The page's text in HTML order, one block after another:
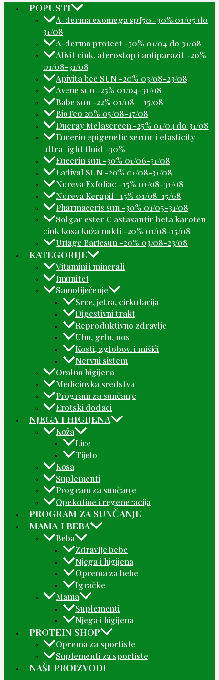
POPUSTI
A-derma exomega spf50 -30% 01/05 do
31/08
A-derma protect -50% 01/04 do 31/08
Alivit cink, aterostop i antiparazit -20%
01/08-31/08
Apivita bee SUN -20% 03/08-23/08
Avene sun -25% 01/04-31/08
Babe sun -22% 01/08 – 15/08
BioTeo 20% 05/08-17/08
Ducray Melascreen -25% 01/04 do 31/08
Eucerin epigenetic serum i elasticity
ultra light fluid -30%
Eucerin sun -30% 01/06-31/08
Ladival SUN -20% 01/08-31/08
Noreva Exfoliac -15% 01/08-31/08
Noreva Kerapil -15% 01/08-15/08
Pharmaceris sun -30% 01/05-31/08
Solgar ester C astaxantin beta karoten
cink kosa koža nokti -20% 01/08-15/08
Uriage Bariesun -20% 03/08-23/08
KATEGORIJE
Vitamini i minerali
Imunitet
Samoliječenje
Srce, jetra, cirkulacija
Digestivni trakt
Reproduktivno zdravlje
Uho, grlo, nos
Kosti, zglobovi i mišići
Nervni sistem
Oralna higijena
Medicinska sredstva
Program za sunčanje
Erotski dodaci
NJEGA I HIGIJENA
Koža
Lice
Tijelo
Kosa
Suplementi
Program za sunčanje
Opekotine i regeneracija
PROGRAM ZA SUNČANJE
MAMA I BEBA
Beba
Zdravlje bebe
Njega i higijena
Oprema za bebe
Igračke
Mama
Suplementi
Njega i higijena
PROTEIN SHOP
Oprema za sportiste
Suplementi za sportiste
NAŠI PROIZVODI